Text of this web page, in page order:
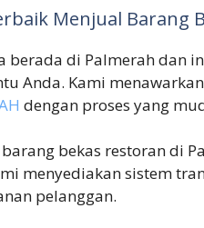
Menjual Barang
berada di Palmerah dan
Anda. Kami
dengan proses yang
bekas restoran di
menyediakan sistem
pelanggan.